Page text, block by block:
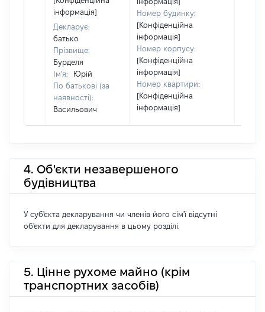
інформація]
Декларує:
батько
Прізвище:
Бурделя
Ім'я:
Юрій
По батькові (за
наявності):
Васильович
Номер будинку:
[Конфіденційна
інформація]
Номер корпусу:
[Конфіденційна
інформація]
Номер квартири:
[Конфіденційна
інформація]
4. Об'єкти незавершеного
будівництва
У суб'єкта декларування чи членів його сім'ї відсутні
об'єкти для декларування в цьому розділі.
5. Цінне рухоме майно (крім
транспортних засобів)